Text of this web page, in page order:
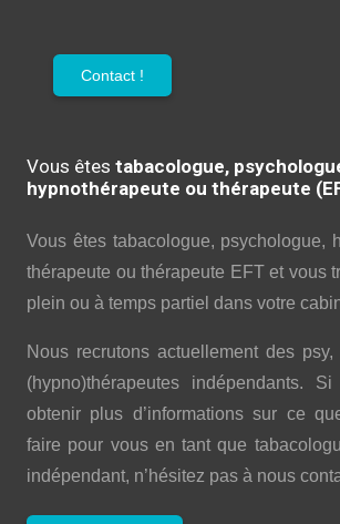
Contact !
Vous êtes tabacologue,
hypnothérapeute ou thérapeute
Vous êtes tabacologue, psychologue,
thérapeute ou thérapeute EFT et vous
plein ou à temps partiel dans votre
Nous recrutons actuellement des
(hypno)thérapeutes indépendants.
obtenir plus d’informations sur ce
faire pour vous en tant que
indépendant, n’hésitez pas à nous